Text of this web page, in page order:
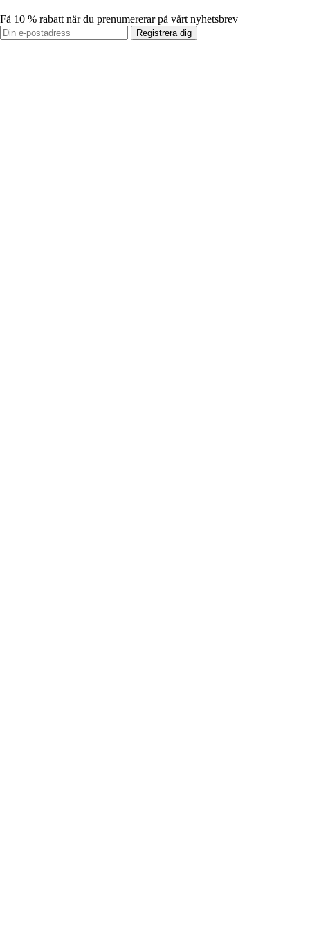
Få 10 % rabatt när du prenumererar på vårt nyhetsbrev
Registrera dig